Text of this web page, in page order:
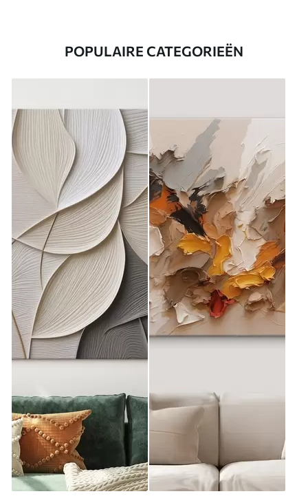
POPULAIRE CATEGORIEËN